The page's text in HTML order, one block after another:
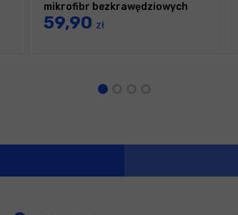
mikrofibr bezkrawędziowych
40x40cm 350gsm
59,90 zł